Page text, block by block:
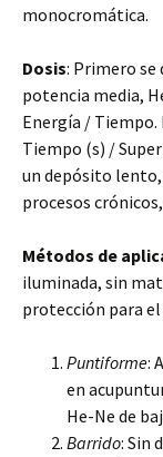
monocromática.
Dosis: Primero se
potencia media,
Energía / Tiempo.
Tiempo (s) /
un depósito lento,
procesos
Métodos de
iluminada, sin
protección para
Puntiforme:
en
He-Ne de
Barrido: Sin